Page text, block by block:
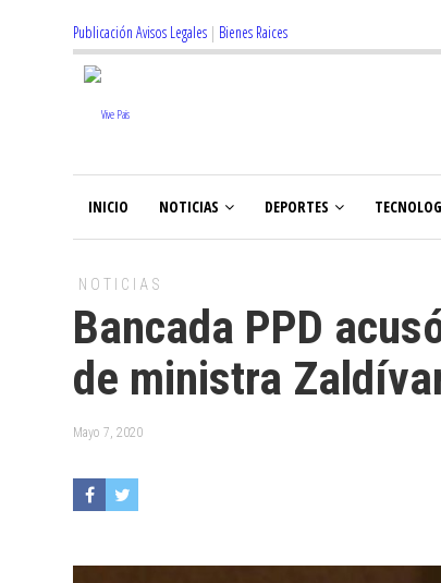
Publicación Avisos Legales | Bienes Raices
INICIO NOTICIAS DEPORTES
NOTICIAS
Bancada PPD
de ministra
Mayo 7, 2020